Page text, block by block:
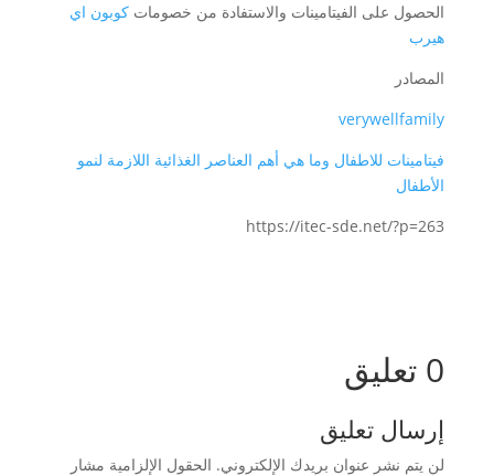
الحصول على الفيتامينات والاستفادة من خصومات كوبون اي
هيرب
المصادر
verywellfamily
فيتامينات للاطفال وما هي أهم العناصر الغذائية اللازمة لنمو
الأطفال
https://itec-sde.net/?p=263
0 تعليق
إرسال تعليق
لن يتم نشر عنوان بريدك الإلكتروني. الحقول الإلزامية مشار